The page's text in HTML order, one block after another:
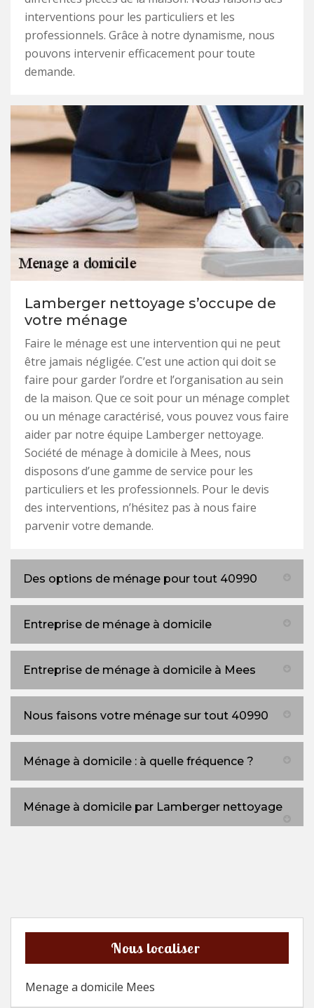
interventions pour les particuliers et les
professionnels. Grâce à notre dynamisme, nous
pouvons intervenir efficacement pour toute
demande.
Lamberger nettoyage s’occupe de
votre ménage
Faire le ménage est une intervention qui ne peut
être jamais négligée. C’est une action qui doit se
faire pour garder l’ordre et l’organisation au sein
de la maison. Que ce soit pour un ménage complet
ou un ménage caractérisé, vous pouvez vous faire
aider par notre équipe Lamberger nettoyage.
Société de ménage à domicile à Mees, nous
disposons d’une gamme de service pour les
particuliers et les professionnels. Pour le devis
des interventions, n’hésitez pas à nous faire
parvenir votre demande.
Des options de ménage pour tout 40990
Entreprise de ménage à domicile
Entreprise de ménage à domicile à Mees
Nous faisons votre ménage sur tout 40990
Ménage à domicile : à quelle fréquence ?
Ménage à domicile par Lamberger nettoyage
Nous localiser
Menage a domicile Mees